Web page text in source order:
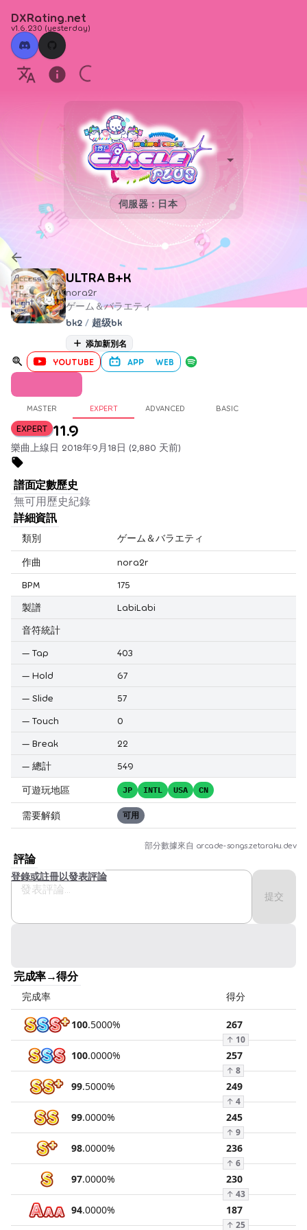
DXRating.net
v1.6.230 (yesterday)
伺服器：日本
ULTRA B+K
nora2r
ゲーム＆バラエティ
bk2 / 超级bk
添加新別名
YOUTUBE APP WEB
MASTER EXPERT ADVANCED BASIC
EXPERT 11.9
樂曲上線日 2018年9月18日 (2,880 天前)
譜面定數歷史
無可用歷史紀錄
詳細資訊
類別 ゲーム＆バラエティ
作曲
nora2r
BPM
175
製譜
LabiLabi
音符統計
— Tap
403
— Hold
67
— Slide
57
— Touch
0
— Break
22
— 總計 549
可遊玩地區 JP INTL USA CN
需要解鎖 可用
部分數據來自 arcade-songs.zetaraku.dev
評論
提交
登錄或註冊以發表評論
完成率→得分
完成率 得分
100.5000% 267
↑ 10
100.0000% 257
↑ 8
99.5000% 249
↑ 4
99.0000% 245
↑ 9
98.0000% 236
↑ 6
97.0000% 230
↑ 43
94.0000% 187
↑ 25